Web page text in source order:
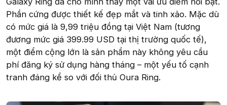
Phần cứng được thiết kế đẹp mắt và tinh xảo. Mặc dù
có mức giá là 9,99 triệu đồng tại Việt Nam (tương
đương mức giá 399.99 USD tại thị trường quốc tế),
một điểm cộng lớn là sản phẩm này không yêu cầu
phí đăng ký sử dụng hàng tháng – một yếu tố cạnh
tranh đáng kể so với đối thủ Oura Ring.